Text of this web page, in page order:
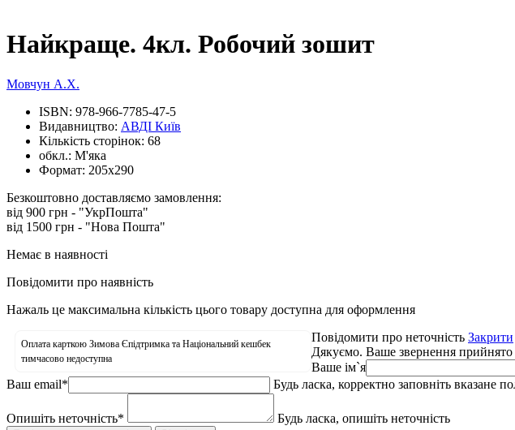
Найкраще. 4кл. Робочий зошит
Мовчун А.Х.
ISBN: 978-966-7785-47-5
Видавництво: АВДІ Київ
Кількість сторінок: 68
обкл.: М'яка
Формат: 205х290
Безкоштовно доставляємо замовлення:
від 900 грн - "УкрПошта"
від 1500 грн - "Нова Пошта"
Немає в наявності
Повідомити про наявність
Нажаль це максимальна кількість цього товару доступна для оформлення
Оплата карткою Зимова Єпідтримка та Національний кешбек
тимчасово недоступна
Повідомити про неточність Закрити
Дякуємо. Ваше звернення прийнято
Ваше ім`я
Ваш email* Будь ласка, корректно заповніть вказане
Опишіть неточність* Будь ласка, опишіть неточність